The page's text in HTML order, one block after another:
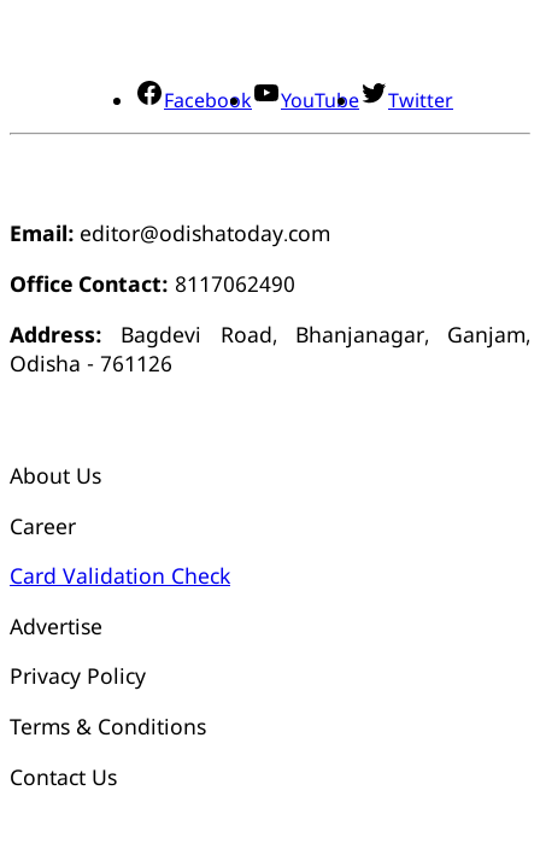
Facebook YouTube Twitter
Email: editor@odishatoday.com
Office Contact: 8117062490
Address: Bagdevi Road, Bhanjanagar, Ganjam,
Odisha - 761126
About Us
Career
Card Validation Check
Advertise
Privacy Policy
Terms & Conditions
Contact Us